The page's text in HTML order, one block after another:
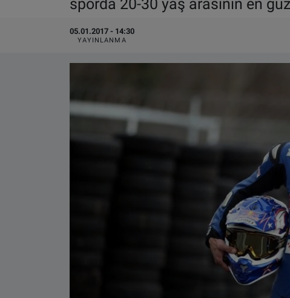
sporda 20-30 yaş arasının en
05.01.2017 - 14:30
YAYINLANMA
Çerez Politikası